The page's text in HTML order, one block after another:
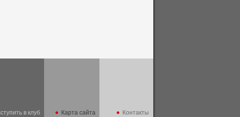
в клуб Карта сайта
Контакты